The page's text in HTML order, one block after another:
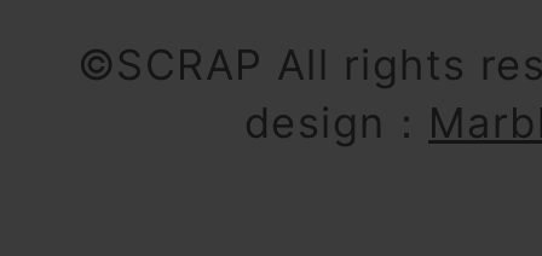
©SCRAP All rights
design：